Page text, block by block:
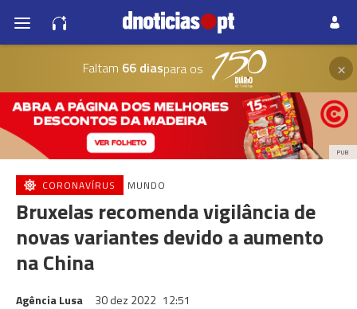
Faltam 66 diaspara os ×
PUB
CORONAVÍRUS MUNDO
Bruxelas recomenda vigilância de
novas variantes devido a aumento
na China
Agência Lusa 30 dez 2022 12:51